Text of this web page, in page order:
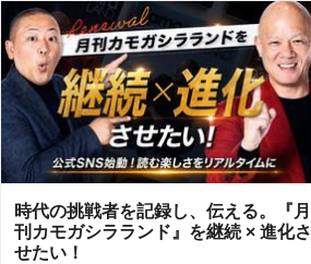
時代の挑戦者を記録し、伝える。『月
刊カモガシラランド』を継続 × 進化さ
せたい！